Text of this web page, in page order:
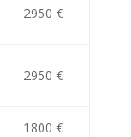
2950 €
2950 €
1800 €